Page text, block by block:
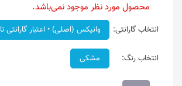
محصول مورد نظر موجود نمی‌باشد.
انتخاب گارانتی: وانیکس (اصلی) • اعتبار گارانتی تا ۱۴۰۶/۰۴/۱۵
انتخاب رنگ: مشکی